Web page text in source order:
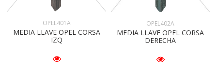
OPEL401A
MEDIA LLAVE OPEL CORSA
IZQ
OPEL402A
MEDIA LLAVE OPEL CORSA
DERECHA